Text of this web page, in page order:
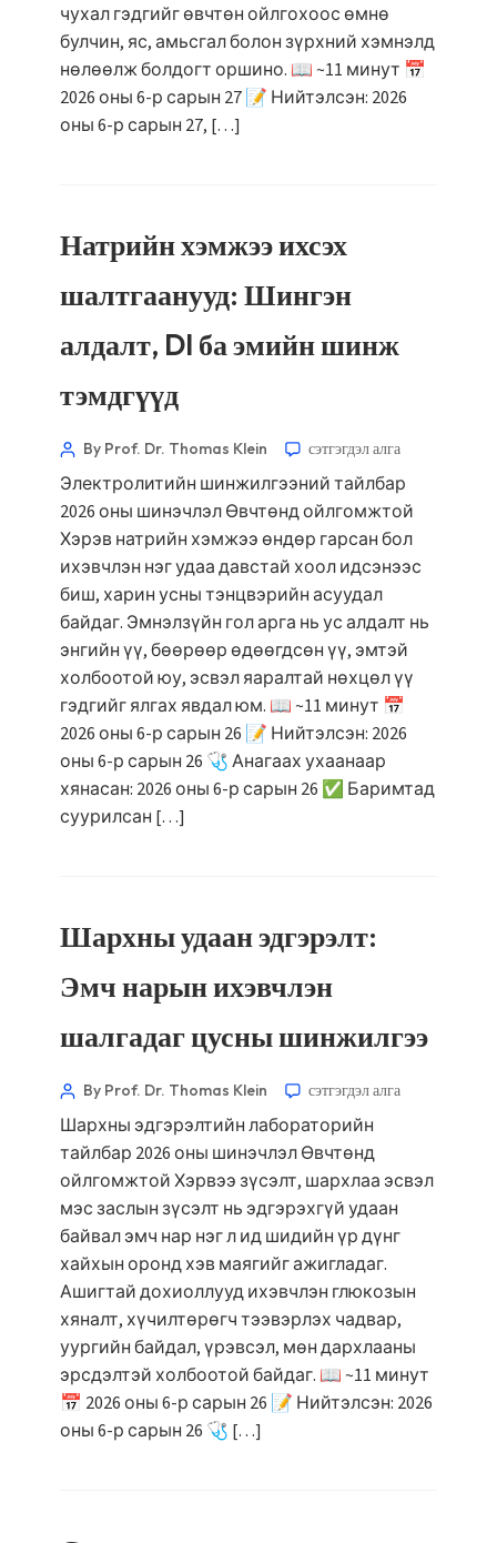
чухал гэдгийг өвчтөн ойлгохоос өмнө
булчин, яс, амьсгал болон зүрхний хэмнэлд
нөлөөлж болдогт оршино. 📖 ~11 минут 📅
2026 оны 6-р сарын 27 📝 Нийтэлсэн: 2026
оны 6-р сарын 27, […]
Натрийн хэмжээ ихсэх
шалтгаанууд: Шингэн
алдалт, DI ба эмийн шинж
тэмдгүүд
By Prof. Dr. Thomas Klein сэтгэгдэл алга
Электролитийн шинжилгээний тайлбар
2026 оны шинэчлэл Өвчтөнд ойлгомжтой
Хэрэв натрийн хэмжээ өндөр гарсан бол
ихэвчлэн нэг удаа давстай хоол идсэнээс
биш, харин усны тэнцвэрийн асуудал
байдаг. Эмнэлзүйн гол арга нь ус алдалт нь
энгийн үү, бөөрөөр өдөөгдсөн үү, эмтэй
холбоотой юу, эсвэл яаралтай нөхцөл үү
гэдгийг ялгах явдал юм. 📖 ~11 минут 📅
2026 оны 6-р сарын 26 📝 Нийтэлсэн: 2026
оны 6-р сарын 26 🩺 Анагаах ухаанаар
хянасан: 2026 оны 6-р сарын 26 ✅ Баримтад
суурилсан […]
Шархны удаан эдгэрэлт:
Эмч нарын ихэвчлэн
шалгадаг цусны шинжилгээ
By Prof. Dr. Thomas Klein сэтгэгдэл алга
Шархны эдгэрэлтийн лабораторийн
тайлбар 2026 оны шинэчлэл Өвчтөнд
ойлгомжтой Хэрвээ зүсэлт, шархлаа эсвэл
мэс заслын зүсэлт нь эдгэрэхгүй удаан
байвал эмч нар нэг л ид шидийн үр дүнг
хайхын оронд хэв маягийг ажигладаг.
Ашигтай дохиоллууд ихэвчлэн глюкозын
хяналт, хүчилтөрөгч тээвэрлэх чадвар,
уургийн байдал, үрэвсэл, мөн дархлааны
эрсдэлтэй холбоотой байдаг. 📖 ~11 минут
📅 2026 оны 6-р сарын 26 📝 Нийтэлсэн: 2026
оны 6-р сарын 26 🩺 […]